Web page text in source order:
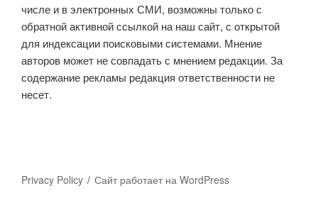
числе и в электронных СМИ, возможны только с
обратной активной ссылкой на наш сайт, с открытой
для индексации поисковыми системами. Мнение
авторов может не совпадать с мнением редакции. За
содержание рекламы редакция ответственности не
несет.
Privacy Policy Сайт работает на WordPress